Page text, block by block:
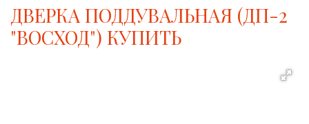
ДВЕРКА ПОДДУВАЛЬНАЯ (ДП-2
"ВОСХОД") КУПИТЬ